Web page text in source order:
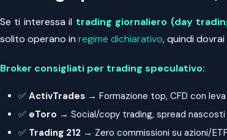
Se ti interessa il trading giornaliero (day
solito operano in regime dichiarativo, quindi
Broker consigliati per trading speculativo:
✅ ActivTrades → Formazione top, CFD con
✅ eToro → Social/copy trading, spread
✅ Trading 212 → Zero commissioni su azioni/